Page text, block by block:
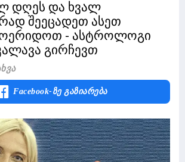
დღეს და ხვალ
შეეცადეთ ასეთ
- ასტროლოგი
გირჩევთ
Facebook-Ზე Გაზიარება